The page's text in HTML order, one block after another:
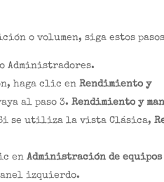
o volumen, siga estos
Administradores.
haga clic en Rendimiento y
al paso 3. Rendimiento y
se utiliza la vista Clásica,
en Administración de equipos
izquierdo.